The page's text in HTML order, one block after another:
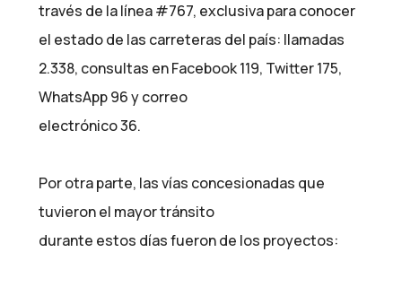
través de la línea #767, exclusiva para conocer
el estado de las carreteras del país: llamadas
2.338, consultas en Facebook 119, Twitter 175,
WhatsApp 96 y correo
electrónico 36.
Por otra parte, las vías concesionadas que
tuvieron el mayor tránsito
durante estos días fueron de los proyectos: